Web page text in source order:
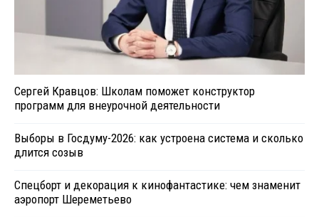
Сергей Кравцов: Школам поможет конструктор
программ для внеурочной деятельности
Выборы в Госдуму-2026: как устроена система и сколько
длится созыв
Спецборт и декорация к кинофантастике: чем знаменит
аэропорт Шереметьево